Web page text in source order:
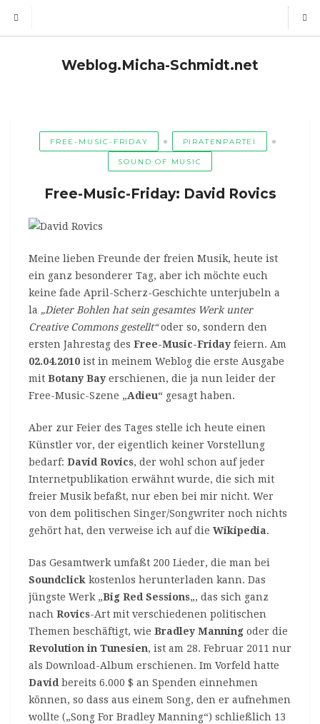
Weblog.Micha-Schmidt.net
FREE-MUSIC-FRIDAY PIRATENPARTEI
SOUND OF MUSIC
Free-Music-Friday: David Rovics
Meine lieben Freunde der freien Musik, heute ist
ein ganz besonderer Tag, aber ich möchte euch
keine fade April-Scherz-Geschichte unterjubeln a
la „Dieter Bohlen hat sein gesamtes Werk unter
Creative Commons gestellt“oder so, sondern den
ersten Jahrestag des Free-Music-Friday feiern. Am
02.04.2010 ist in meinem Weblog die erste Ausgabe
mit Botany Bay erschienen, die ja nun leider der
Free-Music-Szene „Adieu“ gesagt haben.
Aber zur Feier des Tages stelle ich heute einen
Künstler vor, der eigentlich keiner Vorstellung
bedarf: David Rovics, der wohl schon auf jeder
Internetpublikation erwähnt wurde, die sich mit
freier Musik befaßt, nur eben bei mir nicht. Wer
von dem politischen Singer/Songwriter noch nichts
gehört hat, den verweise ich auf die Wikipedia.
Das Gesamtwerk umfaßt 200 Lieder, die man bei
Soundclick kostenlos herunterladen kann. Das
jüngste Werk „Big Red Sessions„, das sich ganz
nach Rovics-Art mit verschiedenen politischen
Themen beschäftigt, wie Bradley Manning oder die
Revolution in Tunesien, ist am 28. Februar 2011 nur
als Download-Album erschienen. Im Vorfeld hatte
Davidbereits 6.000 $ an Spenden einnehmen
können, so dass aus einem Song, den er aufnehmen
wollte („Song For Bradley Manning“) schließlich 13